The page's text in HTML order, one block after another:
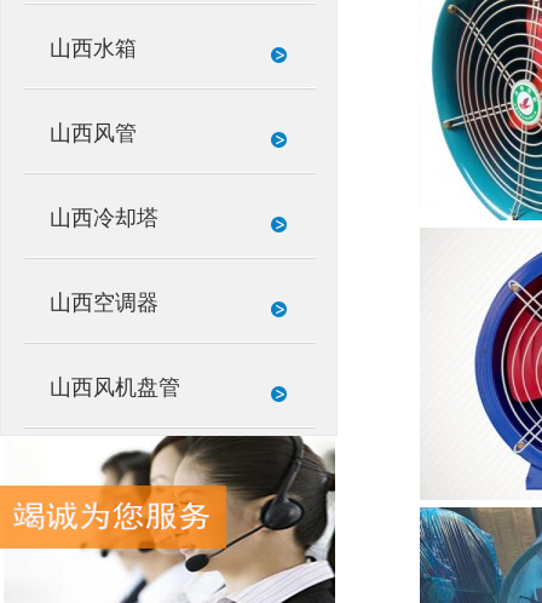
山西水箱
山西风管
山西冷却塔
山西空调器
山西风机盘管